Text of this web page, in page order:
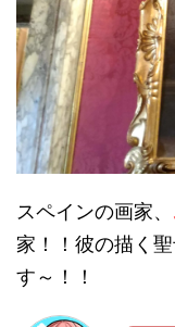
スペインの画家、
家！！彼の描く
す～！！